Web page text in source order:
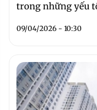
trong những yếu
09/04/2026 - 10:30